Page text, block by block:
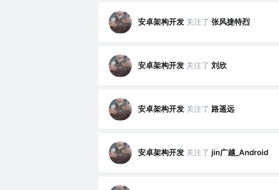
安卓架构开发 关注了 张风捷特烈
安卓架构开发 关注了 刘欣
安卓架构开发 关注了 路遥远
安卓架构开发 关注了 jin广越_Android